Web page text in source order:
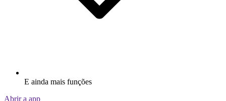
E ainda mais funções
Abrir a app